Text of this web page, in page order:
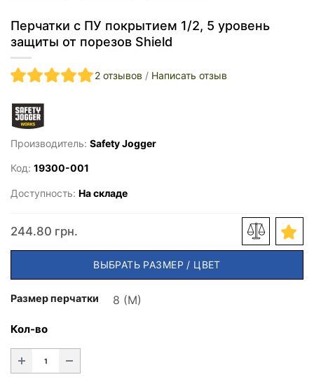
Перчатки с ПУ покрытием 1/2, 5 уровень
защиты от порезов Shield
2 отзывов / Написать отзыв
Производитель: Safety Jogger
Код: 19300-001
Доступность: На складе
244.80 грн.
ВЫБРАТЬ РАЗМЕР / ЦВЕТ
Размер перчатки
Кол-во